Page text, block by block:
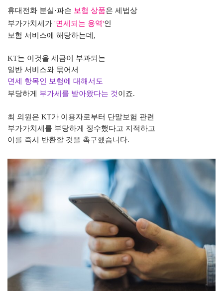
휴대전화 분실·파손 보험 상품은 세법상
부가가치세가 '면세되는 용역'인
보험 서비스에 해당하는데 ,
KT는 이것을 세금이 부과되는
일반 서비스와 묶어서
면세 항목인 보험에 대해서도
부당하게 부가세를 받아왔다는 것이죠.
최 의원은 KT가 이용자로부터 단말보험 관련
부가가치세를 부당하게 징수했다고 지적하고
이를 즉시 반환할 것을 촉구했습니다.